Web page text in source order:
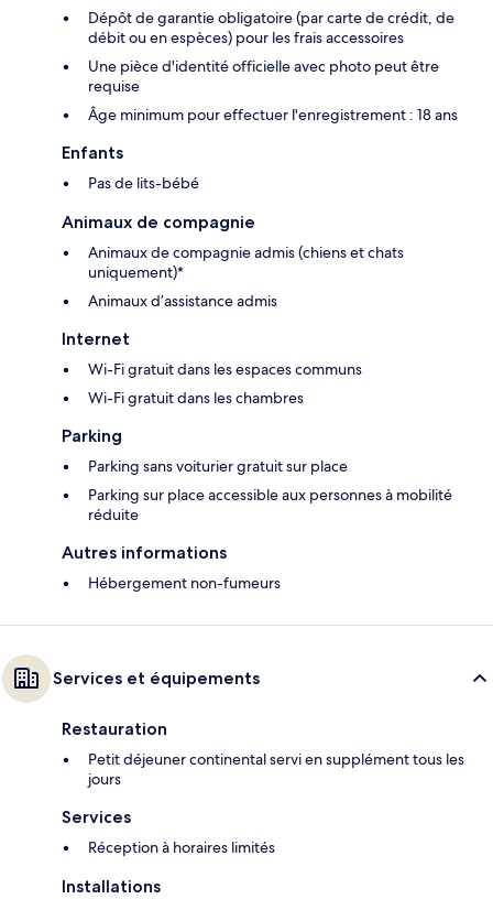
Dépôt de garantie obligatoire (par carte de crédit, de
débit ou en espèces) pour les frais accessoires
Une pièce d'identité officielle avec photo peut être
requise
Âge minimum pour effectuer l'enregistrement : 18 ans
Enfants
Pas de lits-bébé
Animaux de compagnie
Animaux de compagnie admis (chiens et chats
uniquement)*
Animaux d’assistance admis
Internet
Wi-Fi gratuit dans les espaces communs
Wi-Fi gratuit dans les chambres
Parking
Parking sans voiturier gratuit sur place
Parking sur place accessible aux personnes à mobilité
réduite
Autres informations
Hébergement non-fumeurs
Services et équipements
Restauration
Petit déjeuner continental servi en supplément tous les
jours
Services
Réception à horaires limités
Installations